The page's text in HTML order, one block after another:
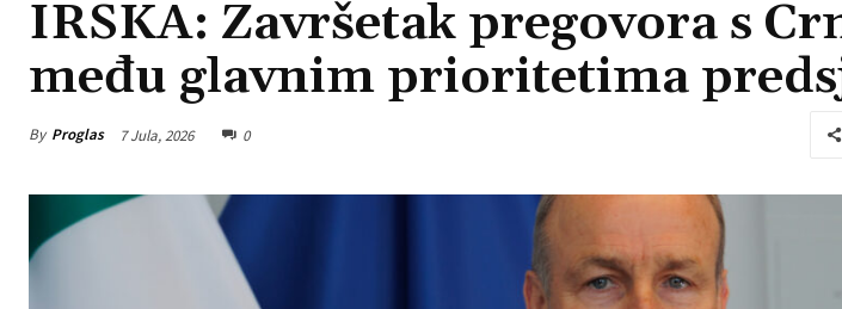
IRSKA: Završetak pregovora s
među glavnim prioritetima
By Proglas 7 Jula, 2026 0